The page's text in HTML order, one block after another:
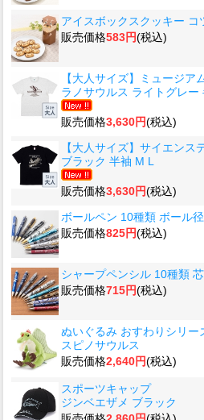
アイスボックスクッキー コ
販売価格583円(税込)
【大人サイズ】ミュージア
ラノサウルス ライトグレー
販売価格3,630円(税込)
【大人サイズ】サイエン
ブラック 半袖 M L
販売価格3,630円(税込)
ボールペン 10種類 ボール
販売価格825円(税込)
シャープペンシル 10種類
販売価格715円(税込)
ぬいぐるみ おすわりシリー
スピノサウルス
販売価格2,640円(税込)
スポーツキャップ
ジンベエザメ ブラック